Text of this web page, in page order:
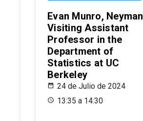
Evan Munro, Neyman
Visiting Assistant
Professor in the
Department of
Statistics at UC
Berkeley
24 de Julio de 2024
13:35 a 14:30